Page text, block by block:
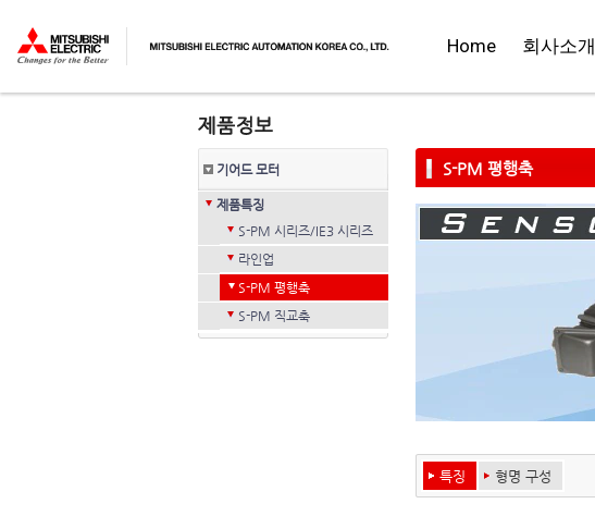
Home 회사소개
기어드 모터
제품특징
S-PM 시리즈/IE3 시리즈
라인업
S-PM 평행축
S-PM 직교축
S-PM 평행축
특징 형명 구성